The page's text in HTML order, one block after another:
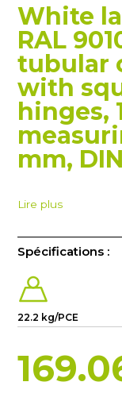
White
RAL
tubular
with
hinges,
mm,
Lire plus
Spécifications :
22.2 kg/PCE